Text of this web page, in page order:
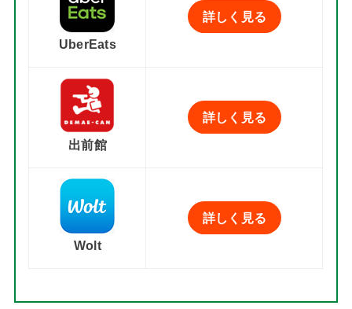
UberEats
詳しく見る
出前館
詳しく見る
Wolt
詳しく見る